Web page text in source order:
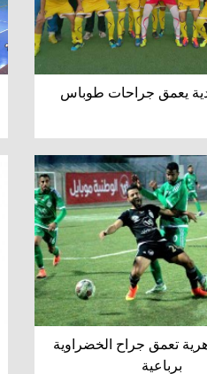
يعمق جراحات طوباس
تعمق جراح الخضراوية
برباعية